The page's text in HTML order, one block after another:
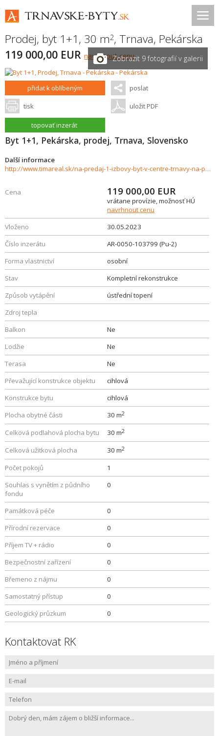
Prodej, byt 1+1, 30 m2, Trnava, Pekárska
119 000,00 EUR navrhnout cenuZobrazit 9 fotografií v galerii
přidat k oblíbeným poslat
tisk uložit PDF
topovať inzerát
Byt 1+1, Pekárska, prodej, Trnava, Slovensko
Další informace
http://www.timareal.sk/na-predaj-1-izbovy-byt-v-centre-trnavy-na-pekarskej-ulici-743401
Cena 119 000,00 EUR
vrátane provízie, možnosť HÚ
navrhnout cenu
Vloženo
30.05.2023
Číslo inzerátu
AR-0050-103799 (Pu-2)
Forma vlastnictví
osobní
Stav
Kompletní rekonstrukce
Způsob vytápění
ústřední topení
Zdroj tepla
Balkon
Ne
Lodžie
Ne
Terasa
Ne
Převažující konstrukce objektu
cihlová
Konstrukce bytu
cihlová
Plocha obytné části
30 m2
Celková podlahová plocha bytu 30 m2
Celková užitková plocha 30 m2
Počet pokojů
1
Souhlas s vynětím z půdního
fondu
0
Památková péče
0
Přírodní rezervace
0
Příjem TV + rádio
0
Bezpečnostní zařízení
0
Břemeno z nájmu
0
Samostatný přístup
0
Geologický průzkum
0
Kontaktovat RK